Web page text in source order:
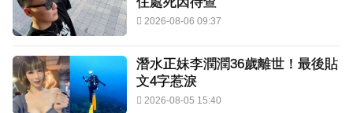
2026-08-06 09:37
潛水正妹李潤潤36歲離世！最後貼
文4字惹淚
2026-08-05 15:40